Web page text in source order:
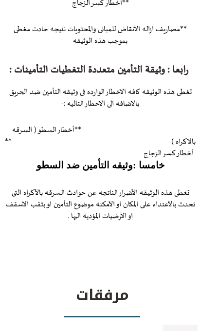
**أخطار كسر الزجاج
**مصاريف ازاله الآنقاض للمبانى والمحتويات نتيجه حادث مغطى
بموجب هذه الوثيقه
رابعا : وثيقة التأمين متعددة التغطيات التأمينات :
تغطى هذه الوثيقه كافه الاخطار الوارده فى وثيقه التأمين ضد الحريق
بالاضافه الى الاخطار التاليه :-
**أخطار السطو ( السرقه
بالاكراه ) **
أخطار كسر الزجاج
خامسا :وثيقه التأمين ضد السطو
تغطى هذه الوثيقه الآضرار الناتجه عن حوادث السرقه بالآكراه التى
تحدث بالآعتداء على المكان او الآمكنه موضوع التأمين او بثقب الاسقف
او الآرضيات المؤديه اليها .
مرفقات